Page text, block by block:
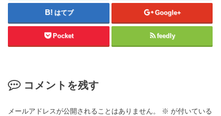
はてブ Google+
Pocket feedly
コメントを残す
メールアドレスが公開されることはありません。 ※ が付いている